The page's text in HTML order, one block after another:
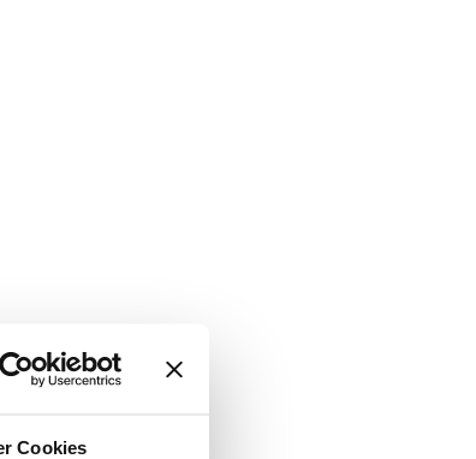
Cookies